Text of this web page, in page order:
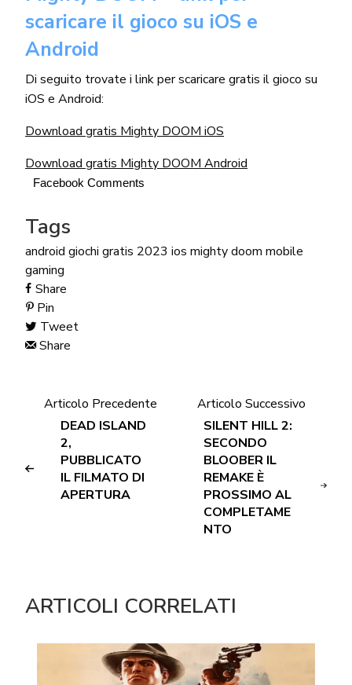
scaricare il gioco su iOS e
Android
Di seguito trovate i link per scaricare gratis il gioco su
iOS e Android:
Download gratis Mighty DOOM iOS
Download gratis Mighty DOOM Android
Facebook Comments
Tags
android giochi gratis 2023 ios mighty doom mobile
gaming
Share
Pin
Tweet
Share
Articolo Precedente
DEAD ISLAND
2,
PUBBLICATO
IL FILMATO DI
APERTURA
Articolo Successivo
SILENT HILL 2:
SECONDO
BLOOBER IL
REMAKE È
PROSSIMO AL
COMPLETAME
NTO
ARTICOLI CORRELATI